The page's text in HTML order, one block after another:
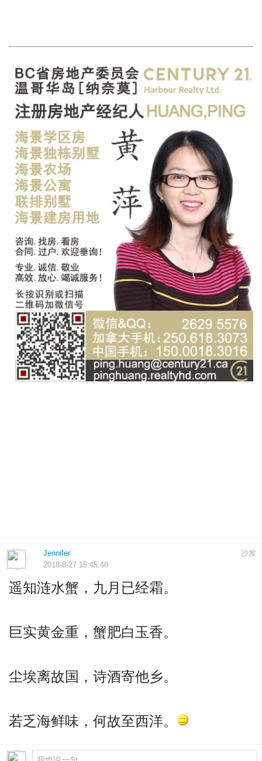
沙发
Jennifer
2018-8-27 15:45:40
遥知涟水蟹，九月已经霜。
巨实黄金重，蟹肥白玉香。
尘埃离故国，诗酒寄他乡。
若乏海鲜味，何故至西洋。